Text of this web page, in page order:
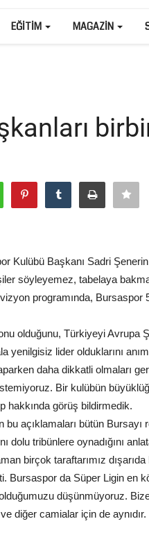
EĞITIM MAGAZIN
Kulübü Başkanı Sadri
söyleyemez, tabelaya
programında,
olduğunu, Türkiyeyi Avrupa
yenilgisiz lider olduklarını
daha dikkatli olmaları
Bir kulübün
hakkında görüş bildirmedik.
açıklamaları bütün
tribünlere oynadığını
birçok taraftarımız
Bursaspor da Süper Ligin en
düşünmüyoruz.
diğer camialar için de aynıdır.